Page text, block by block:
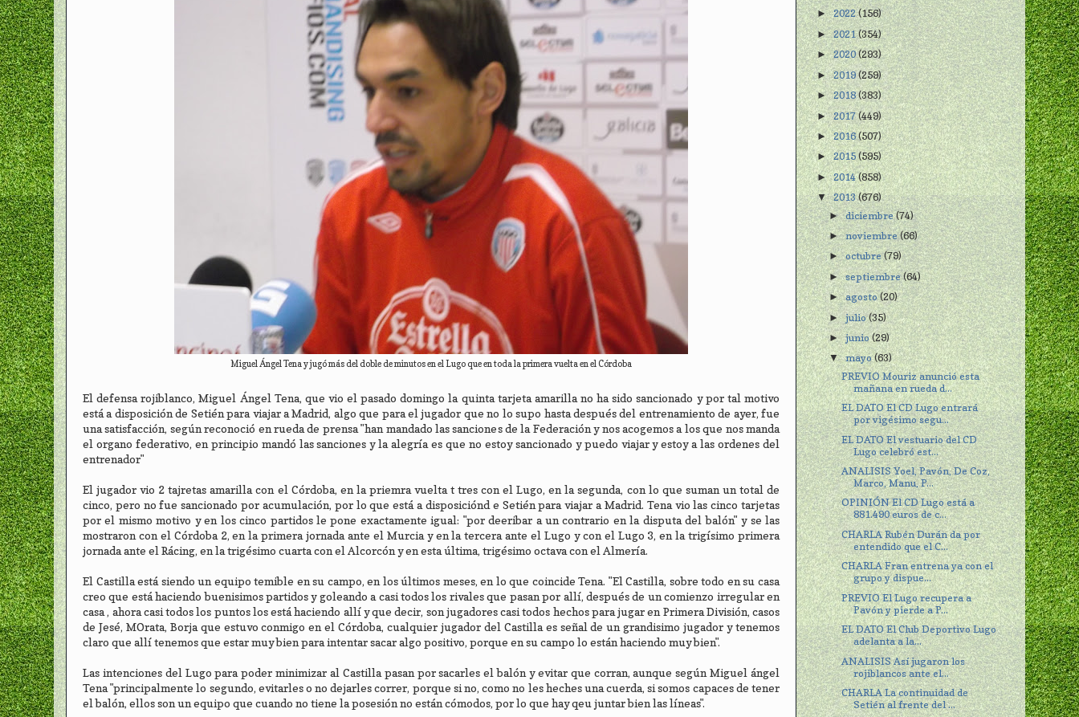
Miguel Ángel Tena y jugó más del doble de minutos en el Lugo que en toda la primera vuelta en el Córdoba
El defensa rojiblanco, Miguel Ángel Tena, que vio el pasado domingo la quinta tarjeta amarilla no ha sido sancionado y por tal motivo
está a disposición de Setién para viajar a Madrid, algo que para el jugador que no lo supo hasta después del entrenamiento de ayer, fue
una satisfacción, según reconoció en rueda de prensa "han mandado las sanciones de la Federación y nos acogemos a los que nos manda
el organo federativo, en principio mandó las sanciones y la alegría es que no estoy sancionado y puedo viajar y estoy a las ordenes del
entrenador"
El jugador vio 2 tajretas amarilla con el Córdoba, en la priemra vuelta t tres con el Lugo, en la segunda, con lo que suman un total de
cinco, pero no fue sancionado por acumulación, por lo que está a disposiciónd e Setién para viajar a Madrid. Tena vio las cinco tarjetas
por el mismo motivo y en los cinco partidos le pone exactamente igual: "por deeribar a un contrario en la disputa del balón" y se las
mostraron con el Córdoba 2, en la primera jornada ante el Murcia y en la tercera ante el Lugo y con el Lugo 3, en la trigísimo primera
jornada ante el Rácing, en la trigésimo cuarta con el Alcorcón y en esta última, trigésimo octava con el Almería.
El Castilla está siendo un equipo temible en su campo, en los últimos meses, en lo que coincide Tena. "El Castilla, sobre todo en su casa
creo que está haciendo buenisimos partidos y goleando a casi todos los rivales que pasan por allí, después de un comienzo irregular en
casa , ahora casi todos los puntos los está haciendo allí y que decir, son jugadores casi todos hechos para jugar en Primera División, casos
de Jesé, MOrata, Borja que estuvo conmigo en el Córdoba, cualquier jugador del Castilla es señal de un grandisimo jugador y tenemos
claro que allí tenemos que estar muy bien para intentar sacar algo positivo, porque en su campo lo están haciendo muy bien".
Las intenciones del Lugo para poder minimizar al Castilla pasan por sacarles el balón y evitar que corran, aunque según Miguel ángel
Tena "principalmente lo segundo, evitarles o no dejarles correr, porque si no, como no les heches una cuerda, si somos capaces de tener
el balón, ellos son un equipo que cuando no tiene la posesión no están cómodos, por lo que hay qeu juntar bien las líneas".
►2022(156)
►2021(354)
►2020(293)
►2019(259)
►2018(383)
►2017(449)
►2016(507)
►2015(595)
►2014(858)
▼2013(676)
►diciembre(74)
►noviembre(66)
►octubre(79)
►septiembre(64)
►agosto(20)
►julio(35)
►junio(29)
▼mayo(63)
PREVIO Mouriz anunció esta
mañana en rueda d...
EL DATO El CD Lugo entrará
por vigésimo segu...
EL DATO El vestuario del CD
Lugo celebró est...
ANALISIS Yoel, Pavón, De Coz,
Marco, Manu, P...
OPINIÓN El CD Lugo está a
881.490 euros de c...
CHARLA Rubén Durán da por
entendido que el C...
CHARLA Fran entrena ya con el
grupo y dispue...
PREVIO El Lugo recupera a
Pavón y pierde a P...
EL DATO El Club Deportivo Lugo
adelanta a la...
ANALISIS Así jugaron los
rojiblancos ante el...
CHARLA La continuidad de
Setién al frente del ...